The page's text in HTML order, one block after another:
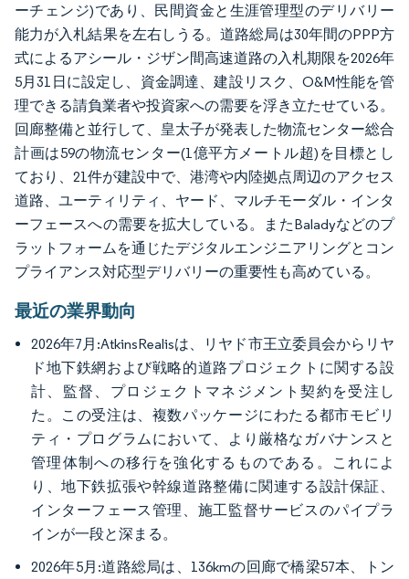
ーチェンジ)であり、民間資金と生涯管理型のデリバリー
能力が入札結果を左右しうる。道路総局は30年間のPPP方
式によるアシール・ジザン間高速道路の入札期限を2026年
5月31日に設定し、資金調達、建設リスク、O&M性能を管
理できる請負業者や投資家への需要を浮き立たせている。
回廊整備と並行して、皇太子が発表した物流センター総合
計画は59の物流センター(1億平方メートル超)を目標とし
ており、21件が建設中で、港湾や内陸拠点周辺のアクセス
道路、ユーティリティ、ヤード、マルチモーダル・インタ
ーフェースへの需要を拡大している。またBaladyなどのプ
ラットフォームを通じたデジタルエンジニアリングとコン
プライアンス対応型デリバリーの重要性も高めている。
最近の業界動向
2026年7月:AtkinsRealisは、リヤド市王立委員会からリヤ
ド地下鉄網および戦略的道路プロジェクトに関する設
計、監督、プロジェクトマネジメント契約を受注し
た。この受注は、複数パッケージにわたる都市モビリ
ティ・プログラムにおいて、より厳格なガバナンスと
管理体制への移行を強化するものである。これによ
り、地下鉄拡張や幹線道路整備に関連する設計保証、
インターフェース管理、施工監督サービスのパイプラ
インが一段と深まる。
2026年5月:道路総局は、136kmの回廊で橋梁57本、トン